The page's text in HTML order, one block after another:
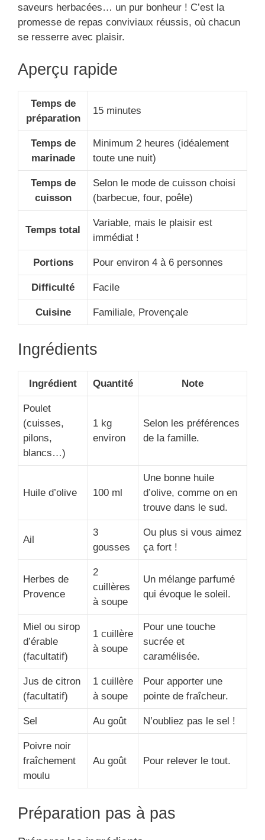
saveurs herbacées… un pur bonheur ! C’est la
promesse de repas conviviaux réussis, où chacun
se resserre avec plaisir.
Aperçu rapide
Temps de
préparation
15 minutes
Temps de
marinade
Minimum 2 heures (idéalement
toute une nuit)
Temps de
cuisson
Selon le mode de cuisson choisi
(barbecue, four, poêle)
Temps total
Variable, mais le plaisir est
immédiat !
Portions Pour environ 4 à 6 personnes
Difficulté Facile
Cuisine Familiale, Provençale
Ingrédients
Ingrédient Quantité Note
Poulet
(cuisses,
pilons,
blancs…)
1 kg
environ
Selon les préférences
de la famille.
Huile d’olive 100 ml
Une bonne huile
d’olive, comme on en
trouve dans le sud.
Ail
3
gousses
Ou plus si vous aimez
ça fort !
Herbes de
Provence
2
cuillères
à soupe
Un mélange parfumé
qui évoque le soleil.
Miel ou sirop
d’érable
(facultatif)
1 cuillère
à soupe
Pour une touche
sucrée et
caramélisée.
Jus de citron
(facultatif)
1 cuillère
à soupe
Pour apporter une
pointe de fraîcheur.
Sel Au goût N’oubliez pas le sel !
Poivre noir
fraîchement
moulu
Au goût Pour relever le tout.
Préparation pas à pas